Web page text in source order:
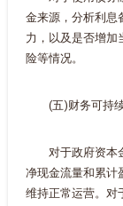
金来源，分析利息
力，以及是否增加
险等情况。
(五)财务可持
对于政府资本
净现金流量和累计
维持正常运营。对